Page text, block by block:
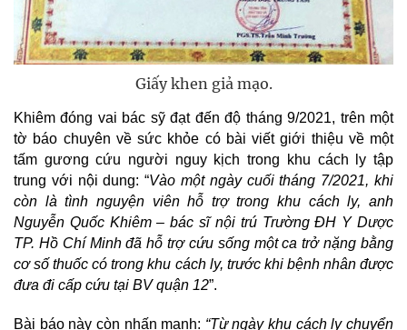
Giấy khen giả mạo.
Khiêm đóng vai bác sỹ đạt đến độ tháng 9/2021, trên một
tờ báo chuyên về sức khỏe có bài viết giới thiệu về một
tấm gương cứu người nguy kịch trong khu cách ly tập
trung với nội dung: “Vào một ngày cuối tháng 7/2021, khi
còn là tình nguyện viên hỗ trợ trong khu cách ly, anh
Nguyễn Quốc Khiêm – bác sĩ nội trú Trường ĐH Y Dược
TP. Hồ Chí Minh đã hỗ trợ cứu sống một ca trở nặng bằng
cơ số thuốc có trong khu cách ly, trước khi bệnh nhân được
đưa đi cấp cứu tại BV quận 12”.
Bài báo này còn nhấn mạnh: “Từ ngày khu cách ly chuyển